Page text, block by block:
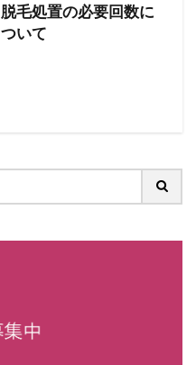
脱毛処置の必要回数に
ついて